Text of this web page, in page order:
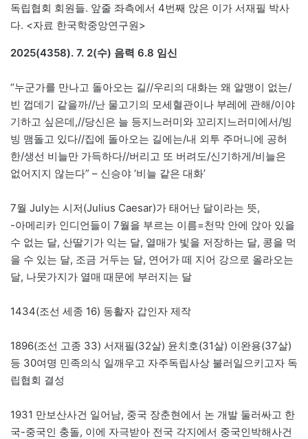
독립협회 회원들. 앞줄 좌측에서 4번째 앉은 이가 서재필 박사
다. <자료 한국학중앙연구원>
2025(4358). 7. 2(수) 음력 6.8 임신
“누군가를 만나고 돌아오는 길//우리의 대화는 왜 알맹이 없는/
빈 껍데기 같을까//난 물고기의 모세혈관이나 부레에 관해/이야
기하고 싶은데,//당신은 늘 등지느러미와 꼬리지느러미에서/빙
빙 맴돌고 있다//집에 돌아오는 길에는/내 외투 주머니에 공허
한/생선 비늘만 가득하다//버리고 또 버려도/신기하게/비늘은
없어지지 않는다” – 신승야 ‘비늘 같은 대화’
7월 July는 시저(Julius Caesar)가 태어난 달이라는 뜻,
-아메리카 인디언들이 7월을 부르는 이름=천막 안에 앉아 있을
수 없는 달, 산딸기가 익는 달, 열매가 빛을 저장하는 달, 콩을 먹
을 수 있는 달, 조금 거두는 달, 연어가 떼 지어 강으로 올라오는
달, 나뭇가지가 열매 때문에 부러지는 달
1434(조선 세종 16) 동활자 갑인자 제작
1896(조선 고종 33) 서재필(32살) 윤치호(31살) 이완용(37살)
등 30여명 민족의식 일깨우고 자주독립사상 불러일으키고자 독
립협회 결성
1931 만보산사건 일어남, 중국 장춘현에서 논 개발 둘러싸고 한
국-중국인 충돌, 이에 자극받아 전국 각지에서 중국인박해사건